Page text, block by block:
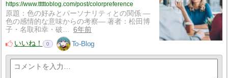
https://www.tttttoblog.com/post/colorpreference
原題：色の好みとパーソナリティとの関係 ―
色の感情的な意味からの考察― 著者：松田博
子・名取和幸・破…
6年前
いいね！
0 To-Blog